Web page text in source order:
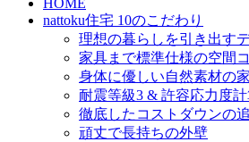
HOME
nattoku住宅 10のこだわり
理想の暮らしを引き出す
家具まで標準仕様の空間
身体に優しい自然素材の家
耐震等級3 & 許容応力度
徹底したコストダウンの
頑丈で長持ちの外壁